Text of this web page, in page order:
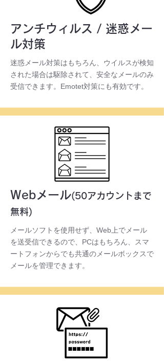
アンチウィルス / 迷惑メー
ル対策
迷惑メール対策はもちろん、ウイルスが検知
された場合は駆除されて、安全なメールのみ
受信できます。Emotet対策にも有効です。
Webメール(50アカウントまで
無料)
メールソフトを使用せず、Web上でメール
を送受信できるので、PCはもちろん、スマ
ートフォンからでも共通のメールボックスで
メールを管理できます。